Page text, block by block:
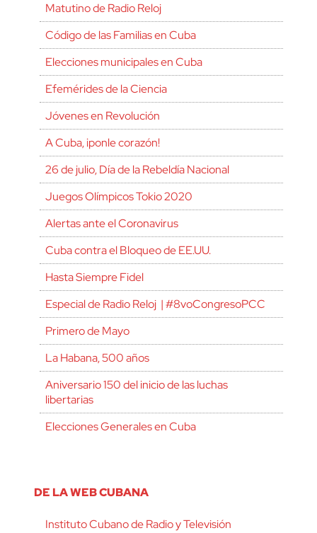
Matutino de Radio Reloj
Código de las Familias en Cuba
Elecciones municipales en Cuba
Efemérides de la Ciencia
Jóvenes en Revolución
A Cuba, ¡ponle corazón!
26 de julio, Día de la Rebeldía Nacional
Juegos Olímpicos Tokio 2020
Alertas ante el Coronavirus
Cuba contra el Bloqueo de EE.UU.
Hasta Siempre Fidel
Especial de Radio Reloj | #8voCongresoPCC
Primero de Mayo
La Habana, 500 años
Aniversario 150 del inicio de las luchas
libertarias
Elecciones Generales en Cuba
DE LA WEB CUBANA
Instituto Cubano de Radio y Televisión